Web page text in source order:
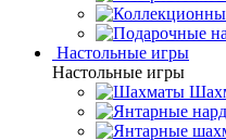
Настольные игры
Настольные игры